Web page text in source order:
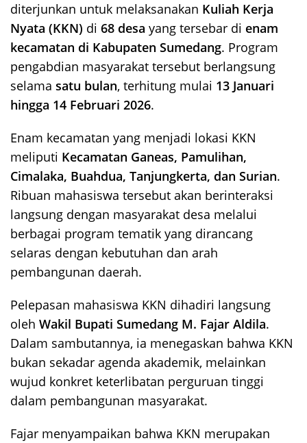
diterjunkan untuk melaksanakan Kuliah Kerja
Nyata (KKN) di 68 desa yang tersebar di enam
kecamatan di Kabupaten Sumedang. Program
pengabdian masyarakat tersebut berlangsung
selama satu bulan, terhitung mulai 13 Januari
hingga 14 Februari 2026.
Enam kecamatan yang menjadi lokasi KKN
meliputi Kecamatan Ganeas, Pamulihan,
Cimalaka, Buahdua, Tanjungkerta, dan Surian.
Ribuan mahasiswa tersebut akan berinteraksi
langsung dengan masyarakat desa melalui
berbagai program tematik yang dirancang
selaras dengan kebutuhan dan arah
pembangunan daerah.
Pelepasan mahasiswa KKN dihadiri langsung
oleh Wakil Bupati Sumedang M. Fajar Aldila.
Dalam sambutannya, ia menegaskan bahwa KKN
bukan sekadar agenda akademik, melainkan
wujud konkret keterlibatan perguruan tinggi
dalam pembangunan masyarakat.
Fajar menyampaikan bahwa KKN merupakan